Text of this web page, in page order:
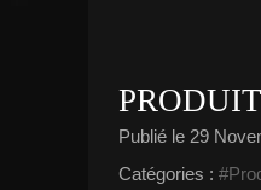
Publié le 29
Catégories :